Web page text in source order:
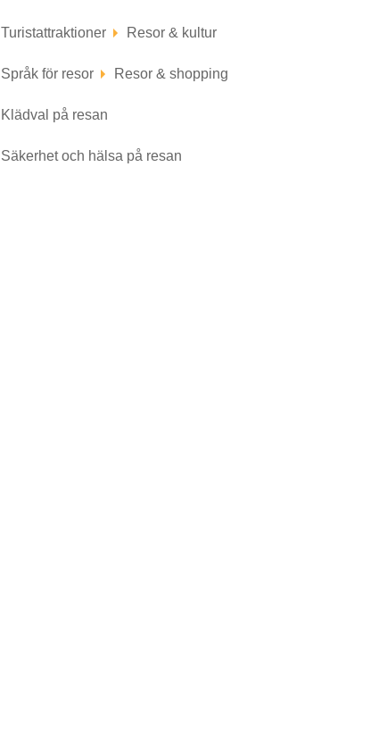
Turistattraktioner Resor & kultur
Språk för resor Resor & shopping
Klädval på resan
Säkerhet och hälsa på resan